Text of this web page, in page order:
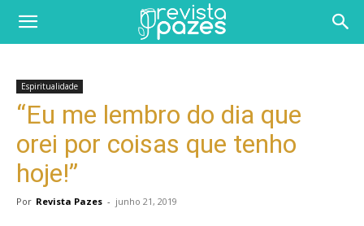
Espiritualidade
“Eu me lembro do dia que
orei por coisas que tenho
hoje!”
Por Revista Pazes - junho 21, 2019